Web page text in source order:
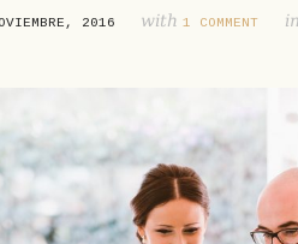
2016 with1 COMMENT